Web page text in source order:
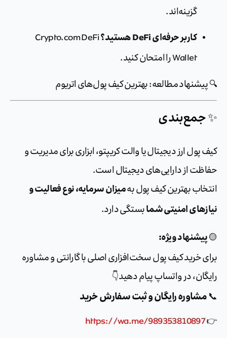
گزینه‌اند.
کاربر حرفه‌ای DeFi هستید؟ Crypto.com DeFi
Wallet را امتحان کنید.
مطالعه: بهترین کیف پول‌های اتریوم
پول ارز دیجیتال یا والت کریپتو، ابزاری برای مدیریت و
از دارایی‌های دیجیتال است.
بهترین کیف پول بهمیزان سرمایه، نوع فعالیت و
امنیتی شمابستگی دارد.
ویژه:
خرید کیف پول سخت‌افزاری اصلی با گارانتی و مشاوره
در واتساپ پیام دهید👇
رایگان و ثبت سفارش خرید
https://wa.me/989353810897